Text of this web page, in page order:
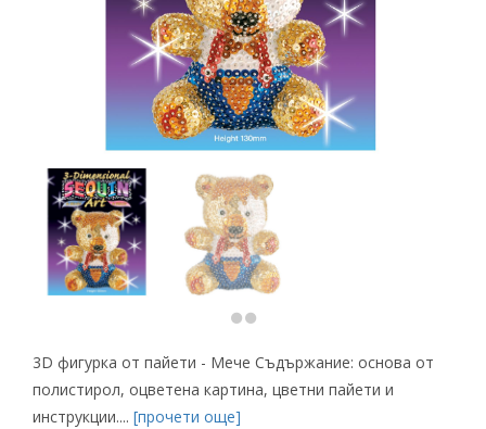
3D фигурка от пайети - Мече Съдържание: основа от
полистирол, оцветена картина, цветни пайети и
инструкции.... [прочети още]